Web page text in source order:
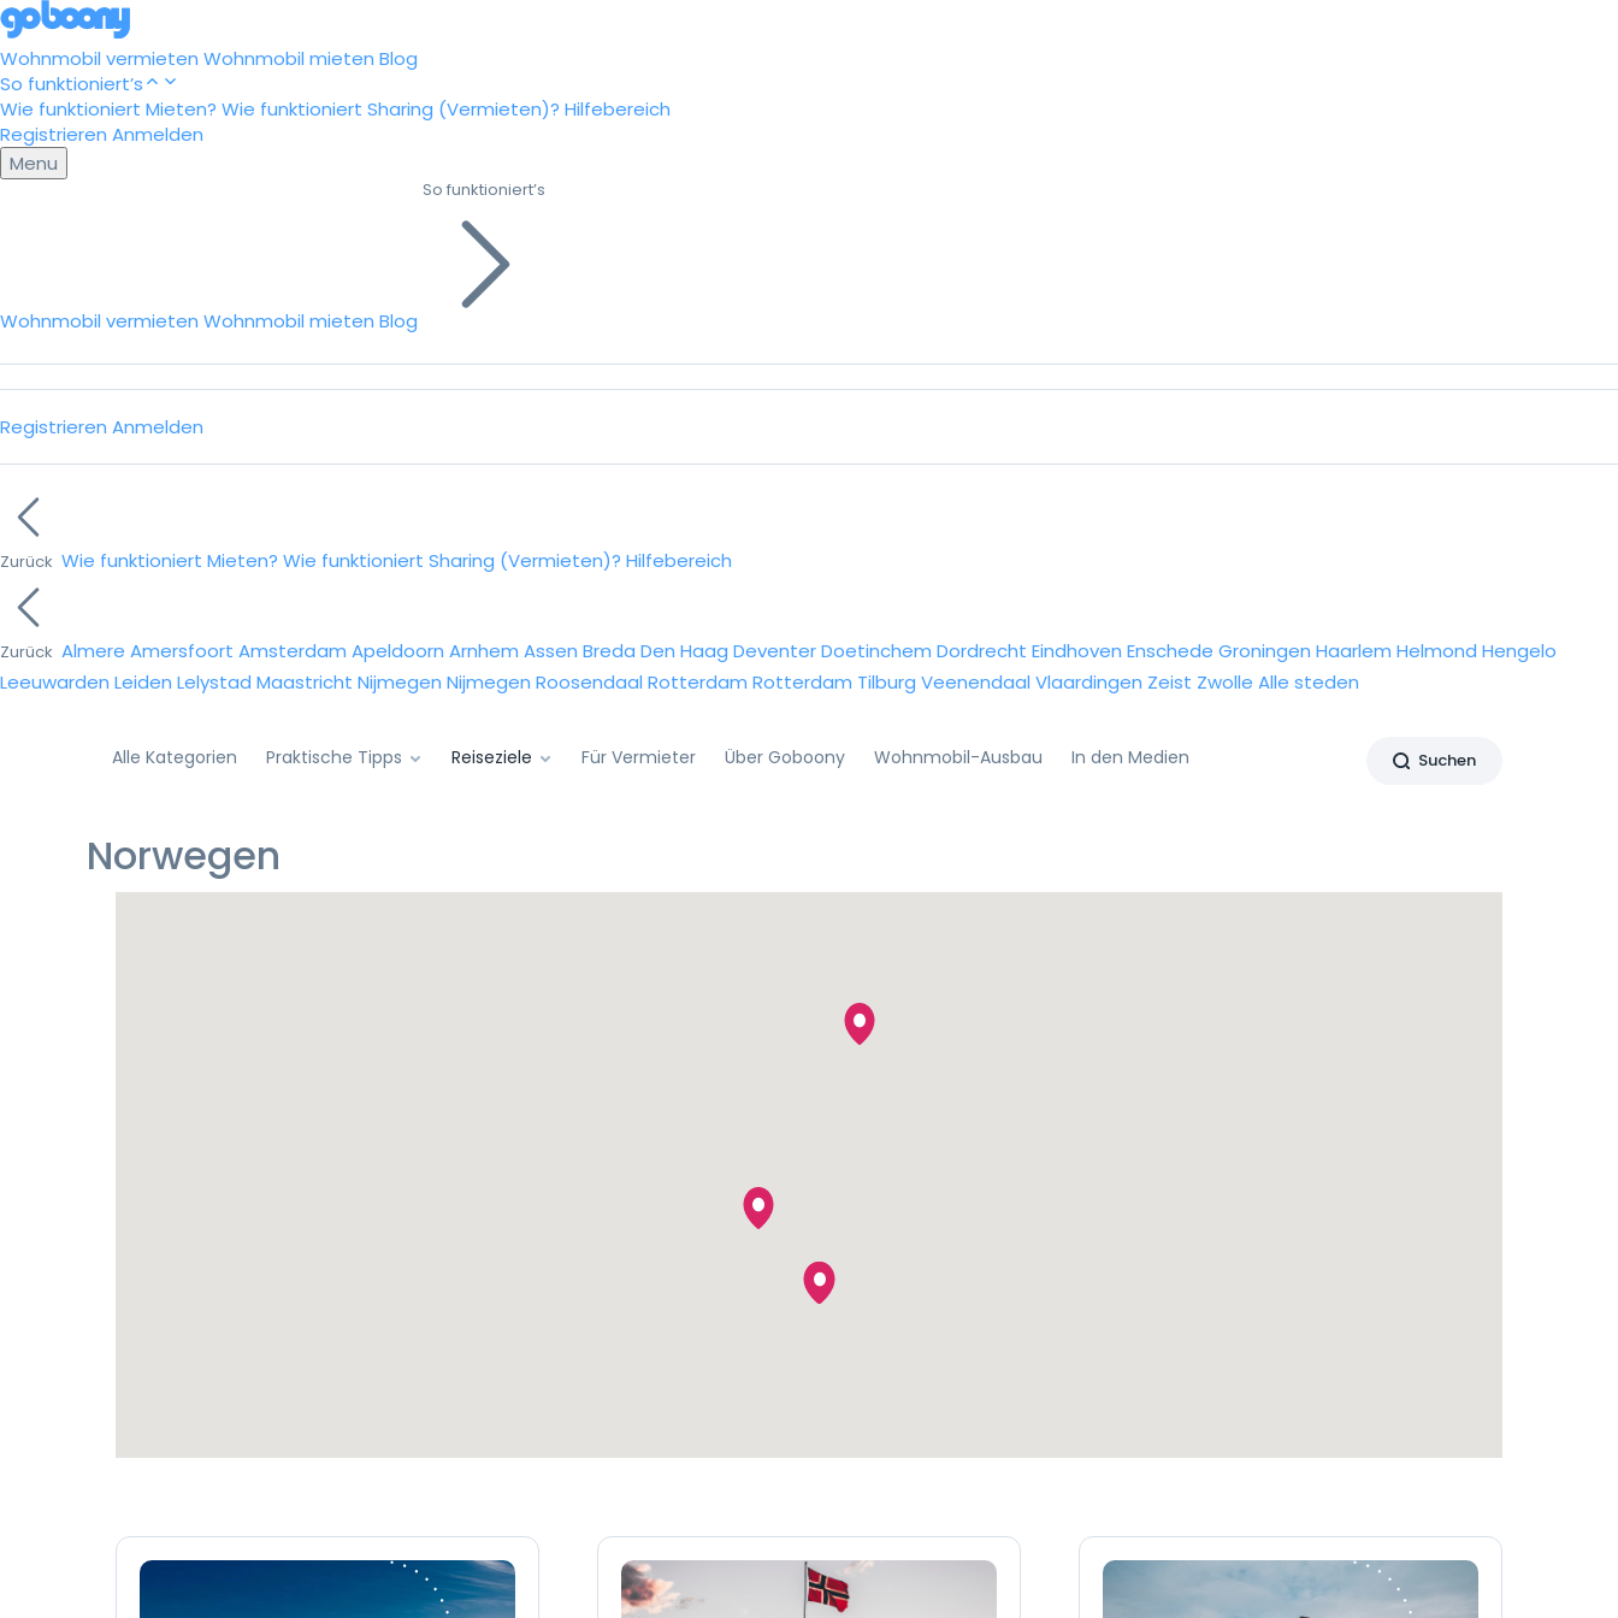
Wohnmobil vermieten Wohnmobil mieten Blog
So funktioniert’s
Wie funktioniert Mieten? Wie funktioniert Sharing (Vermieten)? Hilfebereich
Registrieren Anmelden
Menu
Wohnmobil vermieten Wohnmobil mieten Blog
So funktioniert’s
Registrieren Anmelden
Zurück Wie funktioniert Mieten? Wie funktioniert Sharing (Vermieten)? Hilfebereich
Zurück Almere Amersfoort Amsterdam Apeldoorn Arnhem Assen Breda Den Haag DeventerDoetinchem Dordrecht Eindhoven Enschede Groningen Haarlem Helmond Hengelo
Leeuwarden Leiden Lelystad Maastricht Nijmegen Nijmegen Roosendaal Rotterdam Rotterdam Tilburg Veenendaal Vlaardingen Zeist Zwolle Alle steden
Suchen
Alle Kategorien Praktische Tipps Reiseziele Für Vermieter Über Goboony Wohnmobil-Ausbau In den Medien
Norwegen